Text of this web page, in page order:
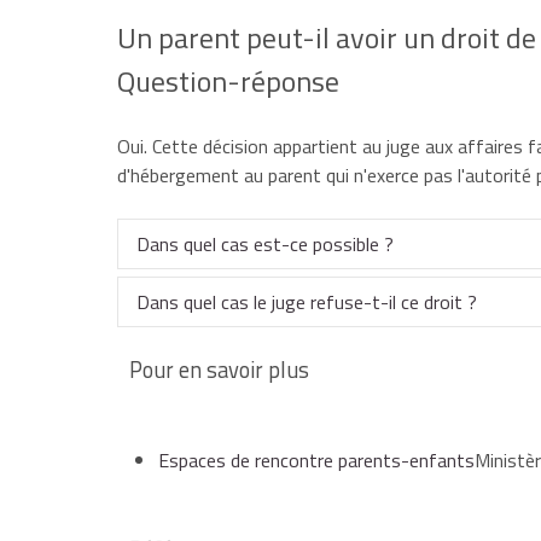
Un parent peut-il avoir un droit
Question-réponse
Oui. Cette décision appartient au juge aux affaires
d'hébergement au parent qui n'exerce pas l'autorité
Dans quel cas est-ce possible ?
Le juge peut accorder au parent qui n'exerce
Dans quel cas le juge refuse-t-il ce droit ?
Dans l'intérêt de l'enfant, le juge peut refuser le
Ce droit ne peut être refusé par le juge que pour
Pour en savoir plus
Espaces de rencontre parents-enfants